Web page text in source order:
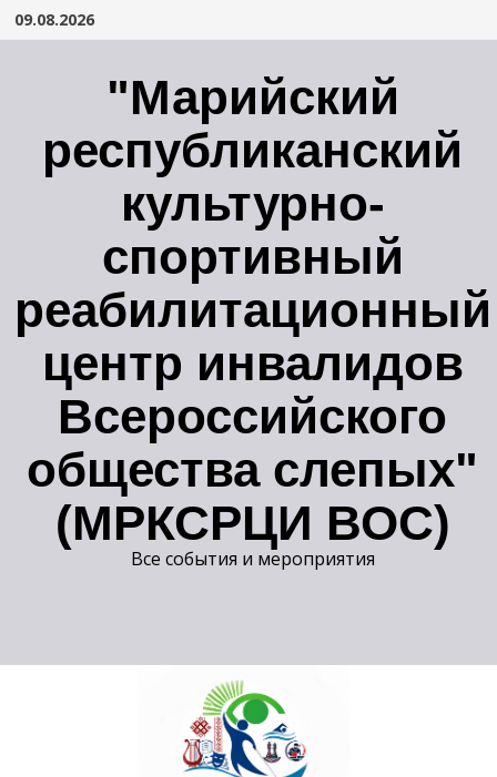
Перейти
09.08.2026
"Марийский
республиканский
культурно-
спортивный
реабилитационный
центр инвалидов
Всероссийского
общества слепых"
(МРКСРЦИ ВОС)
Все события и мероприятия